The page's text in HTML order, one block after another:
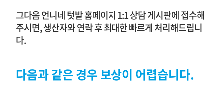
그다음 언니네 텃밭 홈페이지 1:1 상담 게시판에 접수해
주시면, 생산자와 연락 후 최대한 빠르게 처리해드립니
다.
다음과 같은 경우 보상이 어렵습니다.